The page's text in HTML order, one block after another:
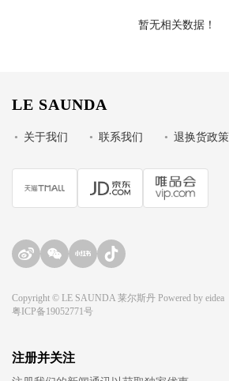
暂无相关数据！
LE SAUNDA
• 关于我们 • 联系我们 • 退换货政策
Copyright © LE SAUNDA 莱尔斯丹 Powered by eidea
粤ICP备19052771号
注册并关注